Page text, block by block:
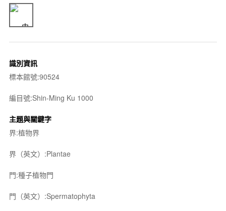
識別資訊
標本館號:90524
編目號:Shin-Ming Ku 1000
主題與關鍵字
界:植物界
界（英文）:Plantae
門:種子植物門
門（英文）:Spermatophyta